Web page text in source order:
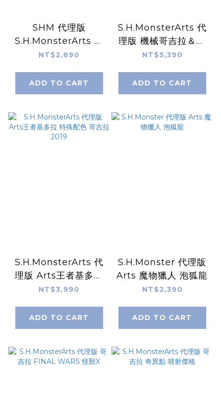
SHM 代理版
S.H.MonsterArts 摩
斯拉 拉頓 2019 版
NT$2,890
ADD TO CART
S.H.MonsterArts 代
理版 機械哥吉拉＆翔
鷹號＆火焰拉頓 幕張
NT$5,390
ADD TO CART
S.H.MonsterArts 代
理版 Arts王者基多拉
特殊配色 哥吉拉 2019
NT$3,990
ADD TO CART
S.H.Monster 代理版
Arts 魔物獵人 泡狐龍
NT$2,390
ADD TO CART